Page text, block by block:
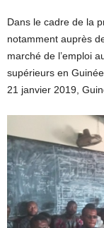
Dans le cadre de la
notamment auprès
marché de l’emploi
supérieurs en
21 janvier 2019,